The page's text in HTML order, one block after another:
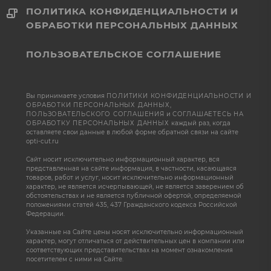
ПОЛИТИКА КОНФИДЕНЦИАЛЬНОСТИ И
ОБРАБОТКИ ПЕРСОНАЛЬНЫХ ДАННЫХ
ПОЛЬЗОВАТЕЛЬСКОЕ СОГЛАШЕНИЕ
Вы принимаете условия ПОЛИТИКИ КОНФИДЕНЦИАЛЬНОСТИ И
ОБРАБОТКИ ПЕРСОНАЛЬНЫХ ДАННЫХ,
ПОЛЬЗОВАТЕЛЬСКОГО СОГЛАШЕНИЯ и СОГЛАШАЕТЕСЬ НА
ОБРАБОТКУ ПЕРСОНАЛЬНЫХ ДАННЫХ каждый раз, когда
оставляете свои данные в любой форме обратной связи на сайте
opti-cut.ru
Сайт носит исключительно информационный характер, вся
представленная на сайте информация, в частности, касающаяся
товаров, работ и услуг, носит исключительно информационный
характер, не является исчерпывающей, не является заверением об
обстоятельствах и не является публичной офертой, определяемой
положениями статей 435, 437 Гражданского кодекса Российской
Федерации.
Указанные на Сайте цены носят исключительно информационный
характер, могут отличаться от действительных цен в компании или
соответствующих представительствах на момент ознакомления
посетителем с ними на Сайте.